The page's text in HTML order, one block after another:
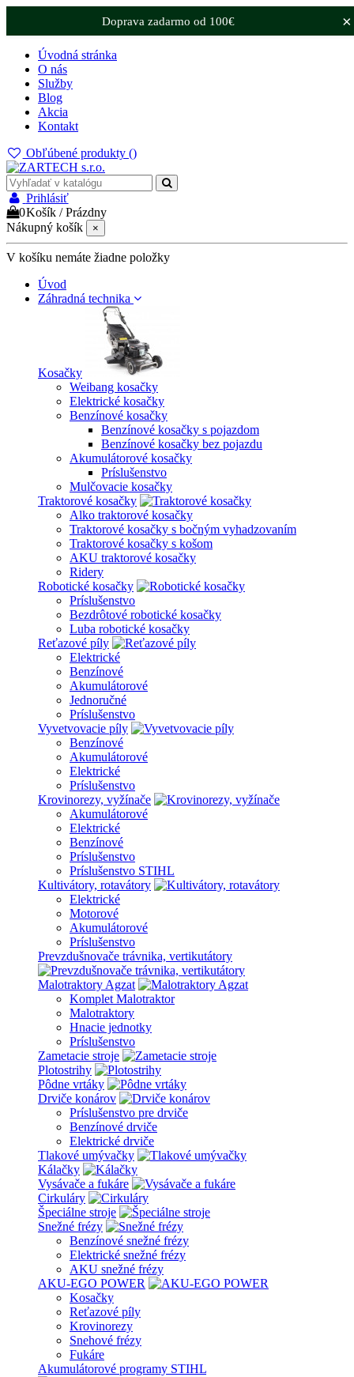
×
Doprava zadarmo od 100€
Úvodná stránka
O nás
Služby
Blog
Akcia
Kontakt
Obľúbené produkty ()
Prihlásiť
0Košík /Prázdny
Nákupný košík
×
V košíku nemáte žiadne položky
Úvod
Záhradná technika
Kosačky
Weibang kosačky
Elektrické kosačky
Benzínové kosačky
Benzínové kosačky s pojazdom
Benzínové kosačky bez pojazdu
Akumulátorové kosačky
Príslušenstvo
Mulčovacie kosačky
Traktorové kosačky
Alko traktorové kosačky
Traktorové kosačky s bočným vyhadzovaním
Traktorové kosačky s košom
AKU traktorové kosačky
Ridery
Robotické kosačky
Príslušenstvo
Bezdrôtové robotické kosačky
Luba robotické kosačky
Reťazové píly
Elektrické
Benzínové
Akumulátorové
Jednoručné
Príslušenstvo
Vyvetvovacie píly
Benzínové
Akumulátorové
Elektrické
Príslušenstvo
Krovinorezy, vyžínače
Akumulátorové
Elektrické
Benzínové
Príslušenstvo
Príslušenstvo STIHL
Kultivátory, rotavátory
Elektrické
Motorové
Akumulátorové
Príslušenstvo
Prevzdušnovače trávnika, vertikutátory
Malotraktory Agzat
Komplet Malotraktor
Malotraktory
Hnacie jednotky
Príslušenstvo
Zametacie stroje
Plotostrihy
Pôdne vrtáky
Drviče konárov
Príslušenstvo pre drviče
Benzínové drviče
Elektrické drviče
Tlakové umývačky
Kálačky
Vysávače a fukáre
Cirkuláry
Špeciálne stroje
Snežné frézy
Benzínové snežné frézy
Elektrické snežné frézy
AKU snežné frézy
AKU-EGO POWER
Kosačky
Reťazové píly
Krovinorezy
Snehové frézy
Fukáre
Akumulátorové programy STIHL